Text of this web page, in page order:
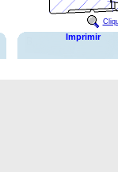
Imprimir